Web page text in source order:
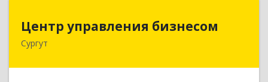
Центр управления бизнесом
Сургут
Центр управления бизнесом
628403, Ханты-Мансийский Автономный округ